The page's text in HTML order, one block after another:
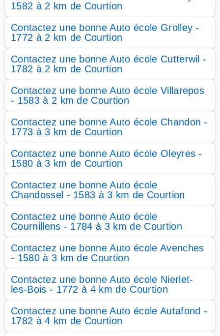
1582 à 2 km de Courtion
Contactez une bonne Auto école Grolley -
1772 à 2 km de Courtion
Contactez une bonne Auto école Cutterwil -
1782 à 2 km de Courtion
Contactez une bonne Auto école Villarepos
- 1583 à 2 km de Courtion
Contactez une bonne Auto école Chandon -
1773 à 3 km de Courtion
Contactez une bonne Auto école Oleyres -
1580 à 3 km de Courtion
Contactez une bonne Auto école
Chandossel - 1583 à 3 km de Courtion
Contactez une bonne Auto école
Cournillens - 1784 à 3 km de Courtion
Contactez une bonne Auto école Avenches
- 1580 à 3 km de Courtion
Contactez une bonne Auto école Nierlet-
les-Bois - 1772 à 4 km de Courtion
Contactez une bonne Auto école Autafond -
1782 à 4 km de Courtion